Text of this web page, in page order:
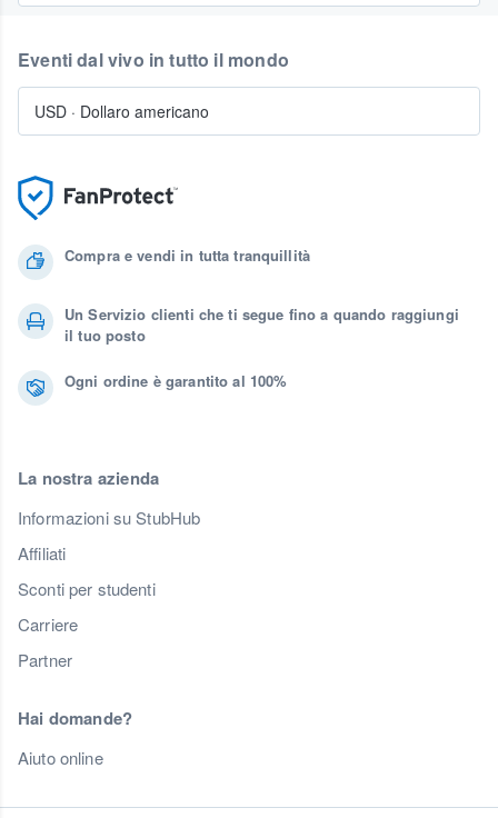
Compra e vendi in tutta tranquillità
Un Servizio clienti che ti segue fino a quando raggiungi
il tuo posto
Ogni ordine è garantito al 100%
La nostra azienda
Informazioni su StubHub
Affiliati
Sconti per studenti
Carriere
Partner
Hai domande?
Aiuto online
Eventi dal vivo in tutto il mondo
USD · Dollaro americano